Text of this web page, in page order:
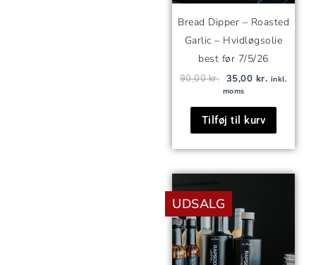
Bread Dipper – Roasted
Garlic – Hvidløgsolie
best før 7/5/26
90,00kr. 35,00 kr. inkl.
moms
Tilføj til kurv
UDSALG
oprindelige
pris
var:
90,00 kr..